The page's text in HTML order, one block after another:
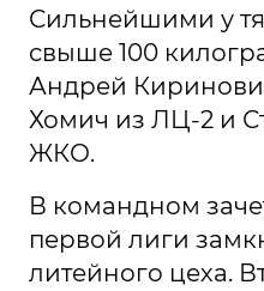
Сильнейшими у
свыше 100
Андрей
Хомич из ЛЦ-2 и
ЖКО.
В командном
первой лиги
литейного цеха.